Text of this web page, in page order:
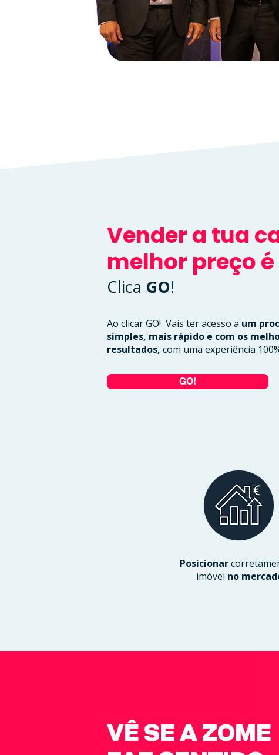
Vender a tua
melhor preço
Clica GO!
Ao clicar GO! Vais ter acesso a um
simples, mais rápido e com os
resultados, com uma experiência
GO!
Posicionar
imóvel no
VÊ SE A ZOME